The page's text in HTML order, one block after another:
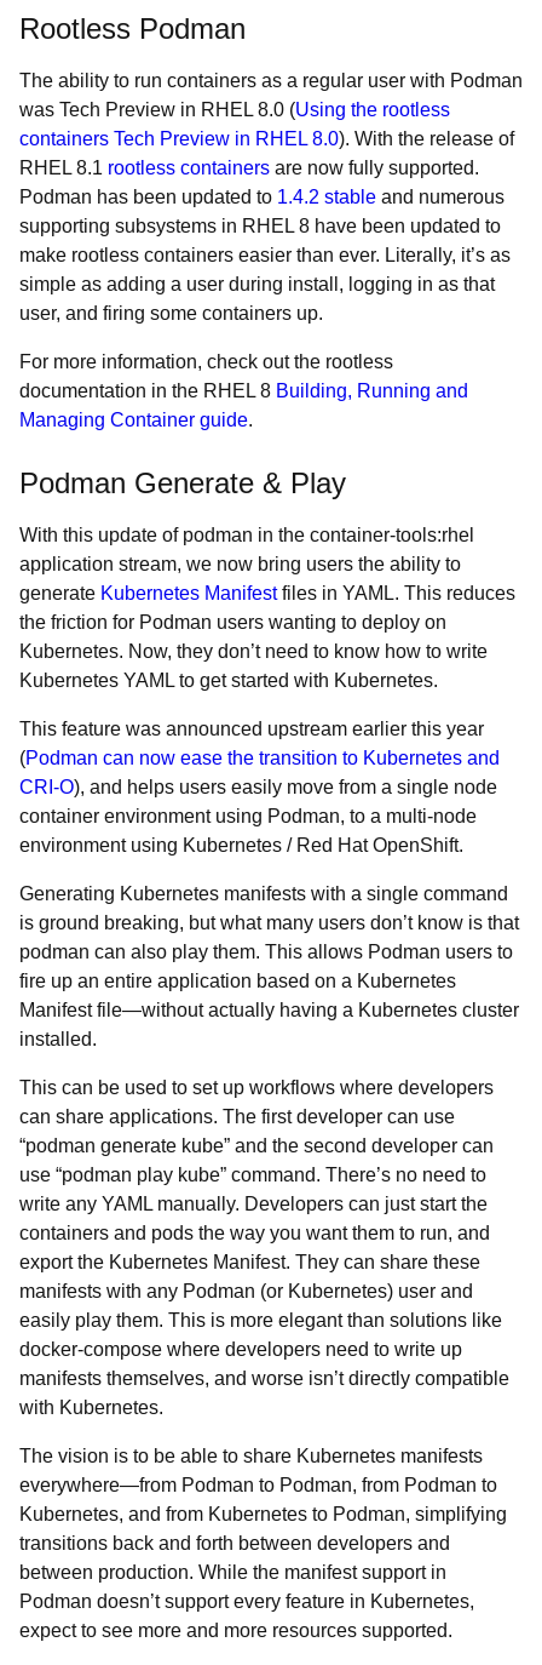
Rootless Podman
The ability to run containers as a regular user with Podman
was Tech Preview in RHEL 8.0 (Using the rootless
containers Tech Preview in RHEL 8.0). With the release of
RHEL 8.1 rootless containers are now fully supported.
Podman has been updated to 1.4.2 stable and numerous
supporting subsystems in RHEL 8 have been updated to
make rootless containers easier than ever. Literally, it’s as
simple as adding a user during install, logging in as that
user, and firing some containers up.
For more information, check out the rootless
documentation in the RHEL 8 Building, Running and
Managing Container guide.
Podman Generate & Play
With this update of podman in the container-tools:rhel
application stream, we now bring users the ability to
generate Kubernetes Manifestfiles in YAML. This reduces
the friction for Podman users wanting to deploy on
Kubernetes. Now, they don’t need to know how to write
Kubernetes YAML to get started with Kubernetes.
This feature was announced upstream earlier this year
(Podman can now ease the transition to Kubernetes and
CRI-O), and helps users easily move from a single node
container environment using Podman, to a multi-node
environment using Kubernetes / Red Hat OpenShift.
Generating Kubernetes manifests with a single command
is ground breaking, but what many users don’t know is that
podman can also play them. This allows Podman users to
fire up an entire application based on a Kubernetes
Manifest file—without actually having a Kubernetes cluster
installed.
This can be used to set up workflows where developers
can share applications. The first developer can use
“podman generate kube” and the second developer can
use “podman play kube” command. There’s no need to
write any YAML manually. Developers can just start the
containers and pods the way you want them to run, and
export the Kubernetes Manifest. They can share these
manifests with any Podman (or Kubernetes) user and
easily play them. This is more elegant than solutions like
docker-compose where developers need to write up
manifests themselves, and worse isn’t directly compatible
with Kubernetes.
The vision is to be able to share Kubernetes manifests
everywhere—from Podman to Podman, from Podman to
Kubernetes, and from Kubernetes to Podman, simplifying
transitions back and forth between developers and
between production. While the manifest support in
Podman doesn’t support every feature in Kubernetes,
expect to see more and more resources supported.